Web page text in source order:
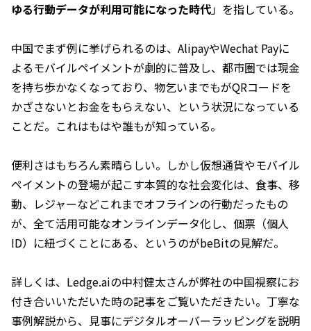
ゆる行動データが利用可能になった時代」を指している。
中国でまず例に挙げられるのは、AlipayやWechat Payに
よるモバイルペイメントが劇的に普及し、都市圏では現金
を持ち歩かなくなっており、物乞いまでもがQRコードを
かざさないとお金をもらえない、という状況になっている
ことだ。これはもはや誰もが知っている。
便利さはもちろん素晴らしい。しかし仮想通貨やモバイル
ペイメントの登場が起こす本質的な社会変化は、食事、移
動、レジャーなどこれまでオフラインの行動だったもの
が、全て活用可能なオンラインデータ化し、個票（個人
ID）に紐づくことにある、というのがbeBitの見解だ。
詳しくは、Ledge.aiの中村健太さんが弊社の中国視察にお
付き合いいただいた時の記事をご覧いただきたい。丁寧な
事例解説から、見事にデジタルオーバーラッピングを説明